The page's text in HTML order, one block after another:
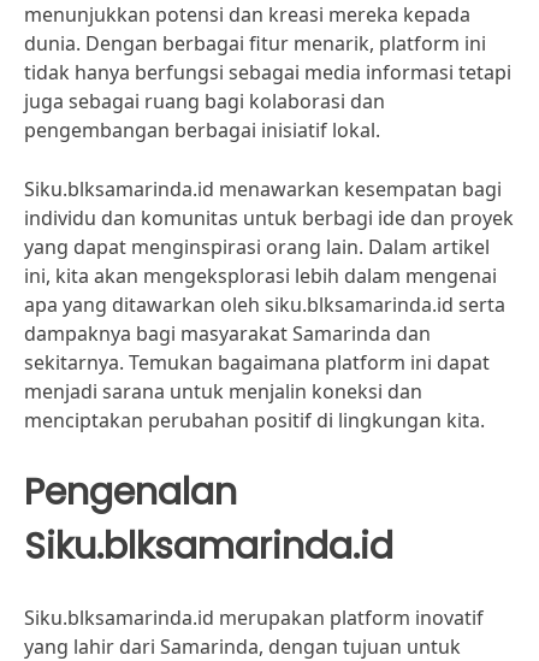
menunjukkan potensi dan kreasi mereka kepada
dunia. Dengan berbagai fitur menarik, platform ini
tidak hanya berfungsi sebagai media informasi tetapi
juga sebagai ruang bagi kolaborasi dan
pengembangan berbagai inisiatif lokal.
Siku.blksamarinda.id menawarkan kesempatan bagi
individu dan komunitas untuk berbagi ide dan proyek
yang dapat menginspirasi orang lain. Dalam artikel
ini, kita akan mengeksplorasi lebih dalam mengenai
apa yang ditawarkan oleh siku.blksamarinda.id serta
dampaknya bagi masyarakat Samarinda dan
sekitarnya. Temukan bagaimana platform ini dapat
menjadi sarana untuk menjalin koneksi dan
menciptakan perubahan positif di lingkungan kita.
Pengenalan
Siku.blksamarinda.id
Siku.blksamarinda.id merupakan platform inovatif
yang lahir dari Samarinda, dengan tujuan untuk